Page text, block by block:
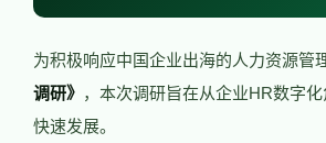
为积极响应中国企业出海的人力资源管
调研》 ，本次调研旨在从企业HR数字
快速发展。